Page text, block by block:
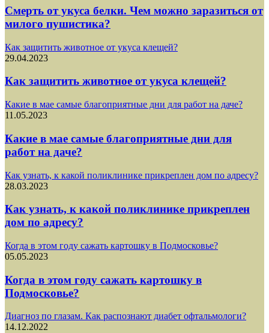
Смерть от укуса белки. Чем можно заразиться от
милого пушистика?
Как защитить животное от укуса клещей?
29.04.2023
Как защитить животное от укуса клещей?
Какие в мае самые благоприятные дни для работ на даче?
11.05.2023
Какие в мае самые благоприятные дни для
работ на даче?
Как узнать, к какой поликлинике прикреплен дом по адресу?
28.03.2023
Как узнать, к какой поликлинике прикреплен
дом по адресу?
Когда в этом году сажать картошку в Подмосковье?
05.05.2023
Когда в этом году сажать картошку в
Подмосковье?
Диагноз по глазам. Как распознают диабет офтальмологи?
14.12.2022